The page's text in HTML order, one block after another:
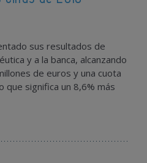
sus resultados de
y a la banca, alcanzando
de euros y una cuota
que significa un 8,6% más